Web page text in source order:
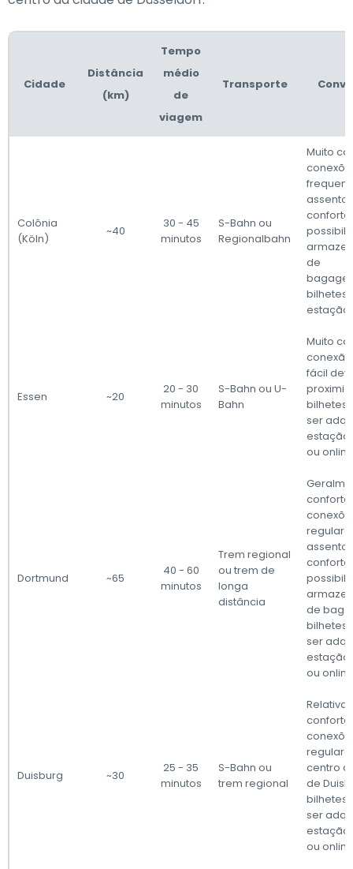
Cidade
Distância
(km)
Tempo
médio
de
viagem
Transporte
Colônia
(Köln)
~40
30 - 45
minutos
S-Bahn ou
Regionalbahn
Muito
assentos
de
bilhetes
estação
Essen ~20
20 - 30
minutos
S-Bahn ou U-
Bahn
Muito
fácil
bilhetes
ser
estação
ou
Dortmund ~65
40 - 60
minutos
Trem regional
ou trem de
longa
distância
assentos
de
bilhetes
ser
estação
ou
Duisburg ~30
25 - 35
minutos
S-Bahn ou
trem regional
centro
de
bilhetes
ser
estação
ou